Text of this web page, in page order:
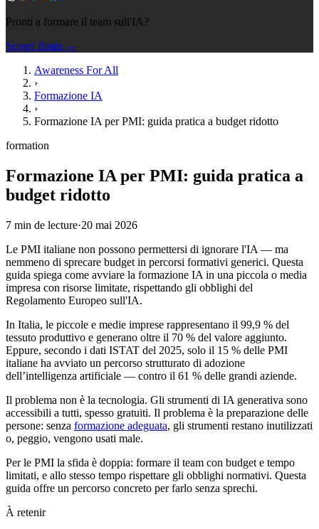
Pronti a formare il team sull'IA?
Scopri Brain →
Awareness For All
›
Formazione IA
›
Formazione IA per PMI: guida pratica a budget ridotto
formation
Formazione IA per PMI: guida pratica a
budget ridotto
7 min de lecture·20 mai 2026
Le PMI italiane non possono permettersi di ignorare l'IA — ma
nemmeno di sprecare budget in percorsi formativi generici. Questa
guida spiega come avviare la formazione IA in una piccola o media
impresa con risorse limitate, rispettando gli obblighi del
Regolamento Europeo sull'IA.
In Italia, le piccole e medie imprese rappresentano il 99,9 % del
tessuto produttivo e generano oltre il 70 % del valore aggiunto.
Eppure, secondo i dati ISTAT del 2025, solo il 15 % delle PMI
italiane ha avviato un percorso strutturato di adozione
dell’intelligenza artificiale — contro il 61 % delle grandi aziende.
Il problema non è la tecnologia. Gli strumenti di IA generativa sono
accessibili a tutti, spesso gratuiti. Il problema è la preparazione delle
persone: senza formazione adeguata, gli strumenti restano inutilizzati
o, peggio, vengono usati male.
Per le PMI la sfida è doppia: formare il team con budget e tempo
limitati, e allo stesso tempo rispettare gli obblighi normativi. Questa
guida offre un percorso concreto per farlo senza sprechi.
À retenir